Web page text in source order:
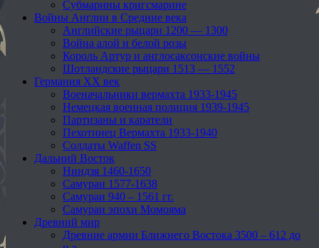
Субмарины кригсмарине
Войны Англии в Средние века
Английские рыцари 1200 — 1300
Война алой и белой розы
Король Артур и англосаксонские войны
Шотландские рыцари 1513 — 1552
Германия XX век
Военачальники вермахта 1933-1945
Немецкая военная полиция 1939-1945
Партизаны и каратели
Пехотинец Вермахта 1933-1940
Солдаты Waffen SS
Дальний Восток
Ниндзя 1460-1650
Самураи 1577-1638
Самураи 940 – 1561 гг.
Самураи эпохи Момояма
Древний мир
Древние армии Ближнего Востока 3500 – 612 до